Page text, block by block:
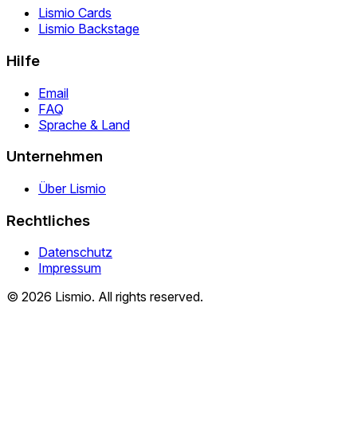
Lismio Cards
Lismio Backstage
Hilfe
Email
FAQ
Sprache & Land
Unternehmen
Über Lismio
Rechtliches
Datenschutz
Impressum
© 2026 Lismio. All rights reserved.